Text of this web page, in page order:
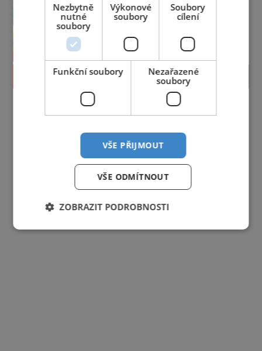
PROLISTOVAT
Nezbytně
nutné
soubory
Výkonové
soubory
Soubory
cílení
Funkční soubory
Nezařazené
soubory
VŠE PŘIJMOUT
VŠE ODMÍTNOUT
ZOBRAZIT PODROBNOSTI